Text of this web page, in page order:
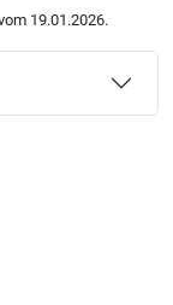
19.01.2026.